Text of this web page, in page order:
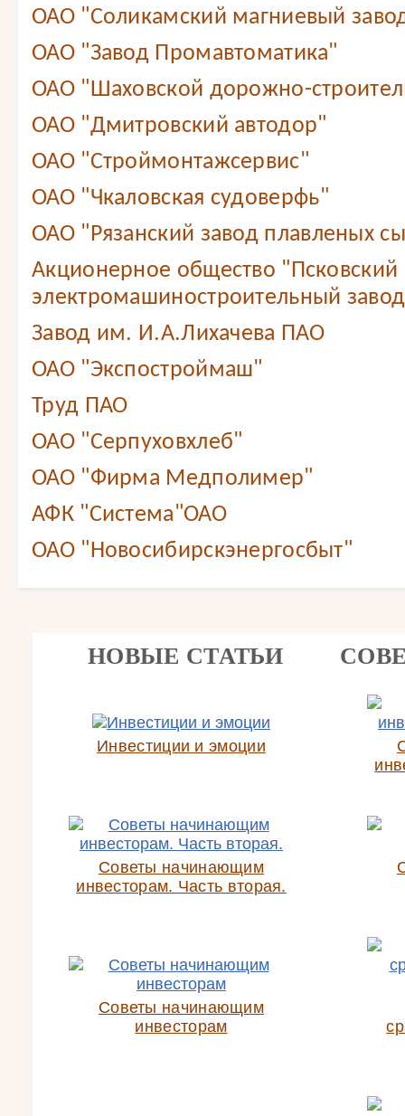
ОАО "Соликамский магниевый
ОАО "Завод Промавтоматика"
ОАО "Шаховской дорожно-
ОАО "Дмитровский автодор"
ОАО "Строймонтажсервис"
ОАО "Чкаловская судоверфь"
ОАО "Рязанский завод плавленых
Акционерное общество "Псковский
электромашиностроительный
Завод им. И.А.Лихачева ПАО
ОАО "Экспостроймаш"
Труд ПАО
ОАО "Серпуховхлеб"
ОАО "Фирма Медполимер"
АФК "Система"ОАО
ОАО "Новосибирскэнергосбыт"
НОВЫЕ СТАТЬИ
Инвестиции и эмоции
Советы начинающим
инвесторам. Часть вторая.
Советы начинающим
инвесторам